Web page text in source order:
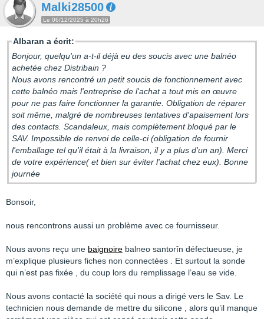
Malki28500
Le 06/12/2025 à 20h26
Albaran a écrit:
Bonjour, quelqu'un a-t-il déjà eu des soucis avec une balnéo
achetée chez Distribain ?
Nous avons rencontré un petit soucis de fonctionnement avec
cette balnéo mais l'entreprise de l'achat a tout mis en œuvre
pour ne pas faire fonctionner la garantie. Obligation de réparer
soit même, malgré de nombreuses tentatives d'apaisement lors
des contacts. Scandaleux, mais complètement bloqué par le
SAV. Impossible de renvoi de celle-ci (obligation de fournir
l'emballage tel qu'il était à la livraison, il y a plus d'un an). Merci
de votre expérience( et bien sur éviter l'achat chez eux). Bonne
journée
Bonsoir,
nous rencontrons aussi un problème avec ce fournisseur.
Nous avons reçu une baignoire balneo santorîn défectueuse, je
m’explique plusieurs fiches non connectées . Et surtout la sonde
qui n’est pas fixée , du coup lors du remplissage l’eau se vide.
Nous avons contacté la société qui nous a dirigé vers le Sav. Le
technicien nous demande de mettre du silicone , alors qu’il manque